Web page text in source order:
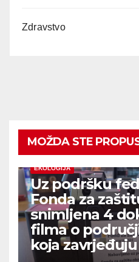
Zdravstvo
MOŽDA STE
EKOLOGIJA
Uz podršku
Fonda za
snimljena 4
filma o
koja